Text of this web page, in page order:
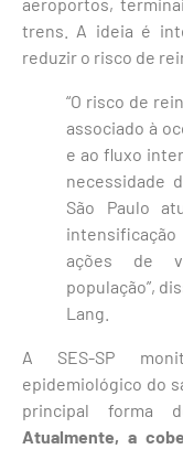
trens. A ideia é
reduzir o risco de
“O risco de
associado à
e ao fluxo
necessidade
São Paulo
ações de
população”,
Lang.
A SES-SP
epidemiológico do
principal forma
Atualmente, a